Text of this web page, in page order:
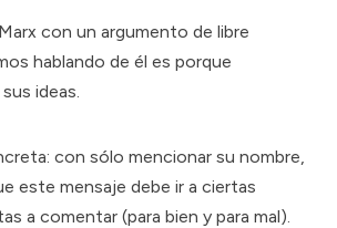
con un argumento de libre
hablando de él es porque
ideas.
con sólo mencionar su nombre,
este mensaje debe ir a ciertas
a comentar (para bien y para mal).